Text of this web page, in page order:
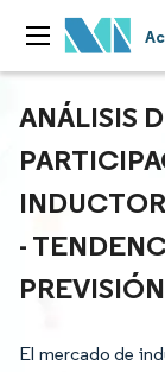
ANÁLISIS
-
El mercado de